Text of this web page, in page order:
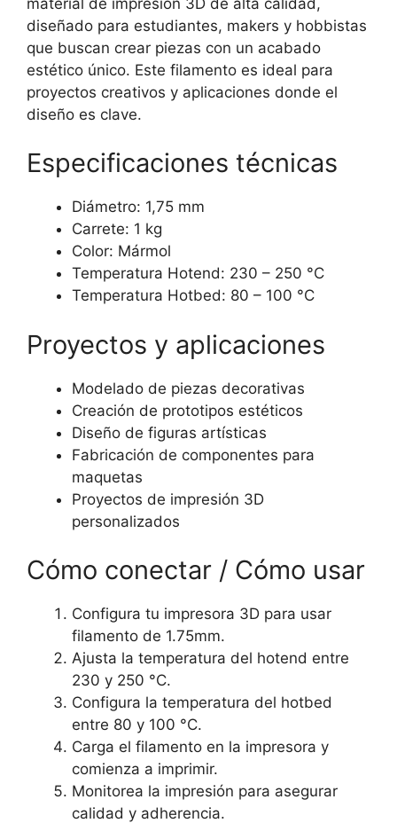
diseñado para estudiantes, makers y hobbistas
que buscan crear piezas con un acabado
estético único. Este filamento es ideal para
proyectos creativos y aplicaciones donde el
diseño es clave.
Especificaciones técnicas
Diámetro: 1,75 mm
Carrete: 1 kg
Color: Mármol
Temperatura Hotend: 230 – 250 °C
Temperatura Hotbed: 80 – 100 °C
Proyectos y aplicaciones
Modelado de piezas decorativas
Creación de prototipos estéticos
Diseño de figuras artísticas
Fabricación de componentes para
maquetas
Proyectos de impresión 3D
personalizados
Cómo conectar / Cómo usar
Configura tu impresora 3D para usar
filamento de 1.75mm.
Ajusta la temperatura del hotend entre
230 y 250 °C.
Configura la temperatura del hotbed
entre 80 y 100 °C.
Carga el filamento en la impresora y
comienza a imprimir.
Monitorea la impresión para asegurar
calidad y adherencia.